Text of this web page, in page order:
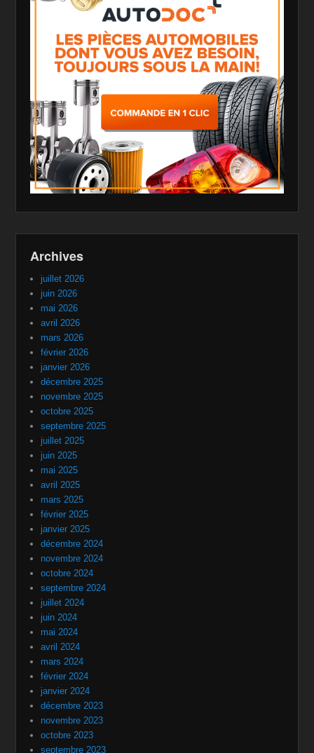
Archives
juillet 2026
juin 2026
mai 2026
avril 2026
mars 2026
février 2026
janvier 2026
décembre 2025
novembre 2025
octobre 2025
septembre 2025
juillet 2025
juin 2025
mai 2025
avril 2025
mars 2025
février 2025
janvier 2025
décembre 2024
novembre 2024
octobre 2024
septembre 2024
juillet 2024
juin 2024
mai 2024
avril 2024
mars 2024
février 2024
janvier 2024
décembre 2023
novembre 2023
octobre 2023
septembre 2023